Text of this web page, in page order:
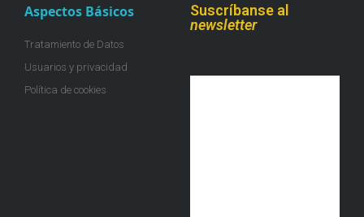
Aspectos Básicos
Tratamiento de Datos
Usuarios y privacidad
Política de cookies
Suscríbanse al
newsletter